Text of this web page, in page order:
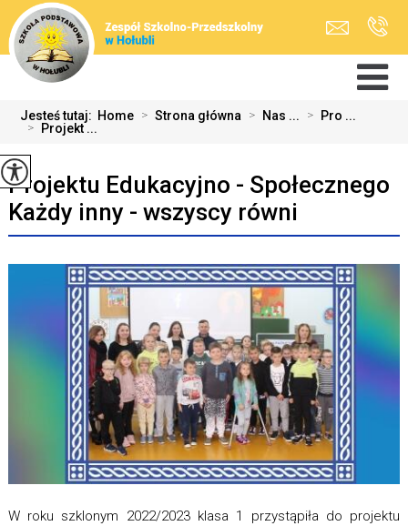
Jesteś tutaj: Home > Strona główna > Nas ... > Pro ...
> Projekt ...
Projektu Edukacyjno - Społecznego
Każdy inny - wszyscy równi
W roku szklonym 2022/2023 klasa 1 przystąpiła do projektu